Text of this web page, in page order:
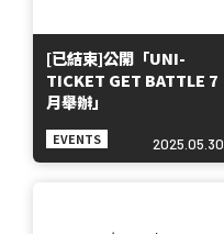
[已結束]公開「UNI-
TICKET GET BATTLE 7
月舉辦」
EVENTS 2025.05.30